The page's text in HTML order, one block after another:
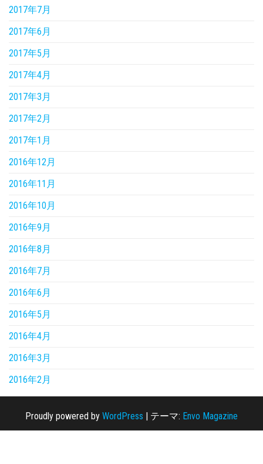
2017年7月
2017年6月
2017年5月
2017年4月
2017年3月
2017年2月
2017年1月
2016年12月
2016年11月
2016年10月
2016年9月
2016年8月
2016年7月
2016年6月
2016年5月
2016年4月
2016年3月
2016年2月
Proudly powered by WordPress | テーマ: Envo Magazine